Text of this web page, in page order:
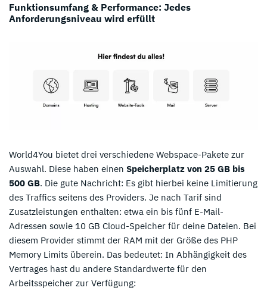
Funktionsumfang & Performance: Jedes
Anforderungsniveau wird erfüllt
World4You bietet drei verschiedene Webspace-Pakete zur
Auswahl. Diese haben einen Speicherplatz von 25 GB bis
500 GB. Die gute Nachricht: Es gibt hierbei keine Limitierung
des Traffics seitens des Providers. Je nach Tarif sind
Zusatzleistungen enthalten: etwa ein bis fünf E-Mail-
Adressen sowie 10 GB Cloud-Speicher für deine Dateien. Bei
diesem Provider stimmt der RAM mit der Größe des PHP
Memory Limits überein. Das bedeutet: In Abhängigkeit des
Vertrages hast du andere Standardwerte für den
Arbeitsspeicher zur Verfügung: